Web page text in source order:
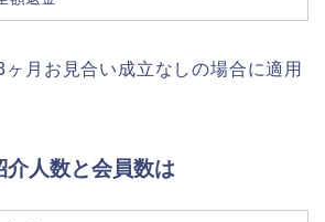
月お見合い成立なしの場合に適用
介人数と会員数は